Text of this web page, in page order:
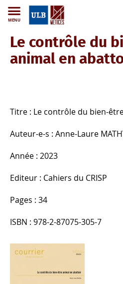
MENU
METICES FR Publications
Le contrôle du
animal en
Titre : Le contrôle du bien-
Auteur-e-s : Anne-Laure
Année : 2023
Editeur : Cahiers du CRISP
Pages : 34
ISBN : 978-2-87075-305-7